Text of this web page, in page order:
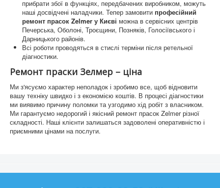
прибрати збої в функціях, передбачених виробником, можуть
наші досвідчені наладчики. Тепер замовити професійний
ремонт прасок Zelmer у Києві можна в сервісних центрів
Печерська, Оболоні, Троєщини, Позняків, Голосіївського і
Дарницького районів.
Всі роботи проводяться в стислі терміни після ретельної
діагностики.
Ремонт праски Зелмер – ціна
Ми з'ясуємо характер неполадок і зробимо все, щоб відновити
вашу техніку швидко і з економією коштів. В процесі діагностики
ми виявимо причину поломки та узгодимо хід робіт з власником.
Ми гарантуємо недорогий і якісний ремонт прасок Zelmer різної
складності. Наші клієнти залишаться задоволені оперативністю і
приємними цінами на послуги.